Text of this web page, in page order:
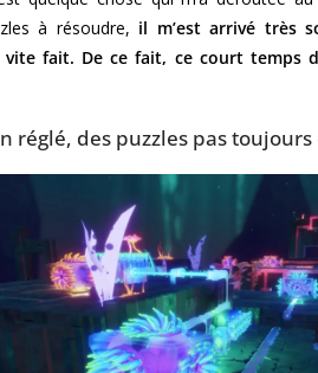
à résoudre, il m’est arrivé très
fait. De ce fait, ce court temps
réglé, des puzzles pas